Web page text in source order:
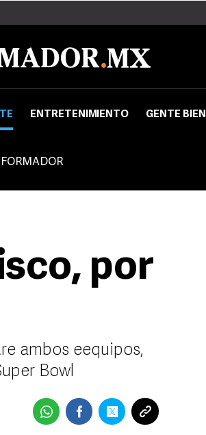
ENTRETENIMIENTO GENTE BIEN
por
ambos eequipos,
Bowl